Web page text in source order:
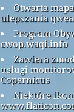
Otwarta
ulepszania
Program
cwop.waqi.info
Zawiera
usługi
Copernicus
Niektóre